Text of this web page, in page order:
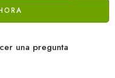
una pregunta